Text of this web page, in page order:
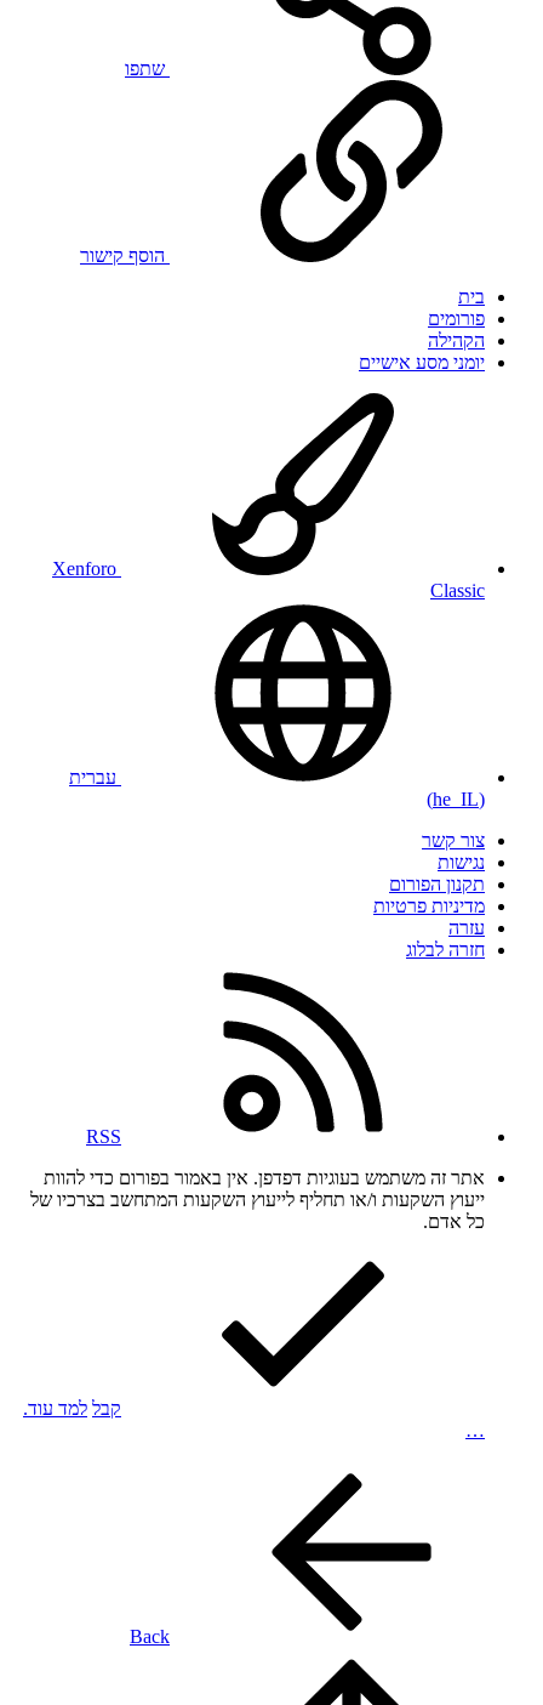
שתפו
הוסף קישור
בית
פורומים
הקהילה
יומני מסע אישיים
Xenforo
Classic
עברית
(he_IL)
צור קשר
נגישות
תקנון הפורום
מדיניות פרטיות
עזרה
חזרה לבלוג
RSS
אתר זה משתמש בעוגיות דפדפן. אין באמור בפורום כדי להוות
ייעוץ השקעות ו/או תחליף לייעוץ השקעות המתחשב בצרכיו של
כל אדם.
קבל למד עוד.
…
Back